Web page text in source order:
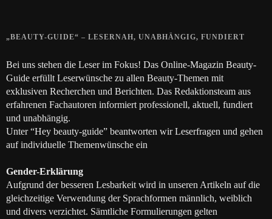
„BEAUTY-GUIDE“ – LESERNAH, UNABHÄNGIG, FUNDIERT
Bei uns stehen die Leser im Fokus! Das Online-Magazin Beauty-
Guide erfüllt Leserwünsche zu allen Beauty-Themen mit
exklusiven Recherchen und Berichten. Das Redaktionsteam aus
erfahrenen Fachautoren informiert professionell, aktuell, fundiert
und unabhängig.
Unter “Hey beauty-guide” beantworten wir Leserfragen und gehen
auf individuelle Themenwünsche ein
Gender-Erklärung
Aufgrund der besseren Lesbarkeit wird in unseren Artikeln auf die
gleichzeitige Verwendung der Sprachformen männlich, weiblich
und divers verzichtet. Sämtliche Formulierungen gelten